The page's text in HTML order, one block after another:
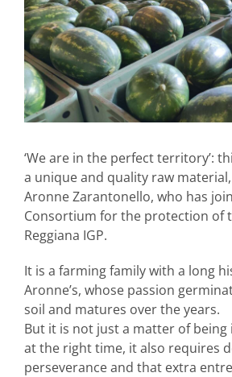
‘We are in the perfect territory’:
a unique and quality raw
Aronne Zarantonello, who has
Consortium for the protection of
Reggiana IGP.
It is a farming family with a long
Aronne’s, whose passion
soil and matures over the years.
But it is not just a matter of
at the right time, it also requires
perseverance and that extra